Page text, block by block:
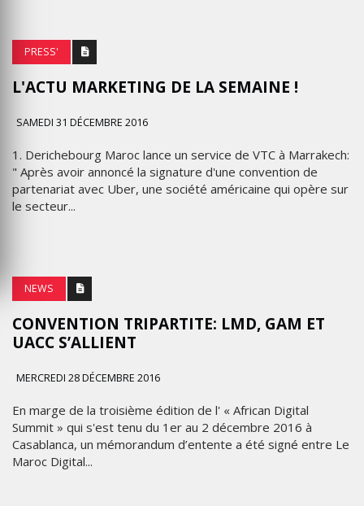
PRESS'
L'ACTU MARKETING DE LA SEMAINE !
SAMEDI 31 DÉCEMBRE 2016
1. Derichebourg Maroc lance un service de VTC à Marrakech:
" Après avoir annoncé la signature d'une convention de
partenariat avec Uber, une société américaine qui opère sur
le secteur...
NEWS
CONVENTION TRIPARTITE: LMD, GAM ET
UACC S’ALLIENT
MERCREDI 28 DÉCEMBRE 2016
En marge de la troisième édition de l' « African Digital
Summit » qui s'est tenu du 1er au 2 décembre 2016 à
Casablanca, un mémorandum d’entente a été signé entre Le
Maroc Digital...